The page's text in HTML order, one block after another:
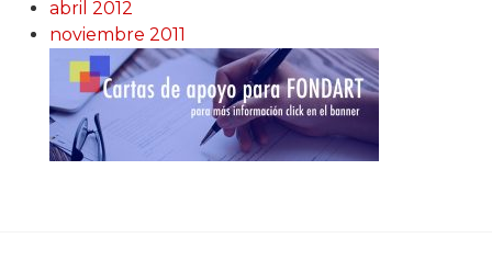
abril 2012
noviembre 2011